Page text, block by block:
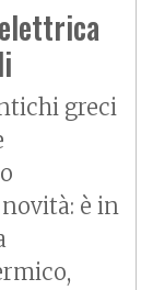
greci
è in